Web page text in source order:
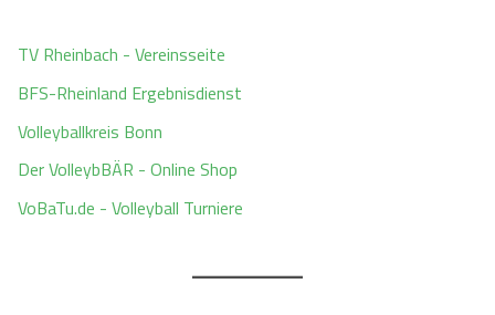
TV Rheinbach - Vereinsseite
BFS-Rheinland Ergebnisdienst
Volleyballkreis Bonn
Der VolleybBÄR - Online Shop
VoBaTu.de - Volleyball Turniere